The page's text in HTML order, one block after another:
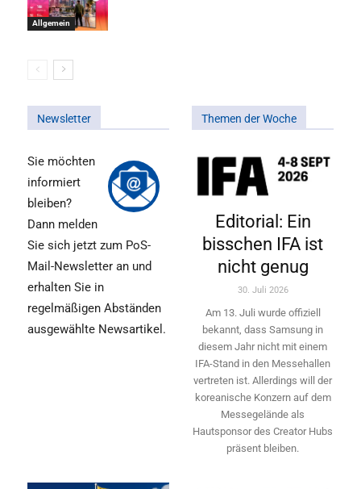
Allgemein
Newsletter
Sie möchten
informiert
bleiben?
Dann melden
Sie sich jetzt zum PoS-
Mail-Newsletter an und
erhalten Sie in
regelmäßigen Abständen
ausgewählte Newsartikel.
Themen der Woche
Editorial: Ein
bisschen IFA ist
nicht genug
30. Juli 2026
Am 13. Juli wurde offiziell
bekannt, dass Samsung in
diesem Jahr nicht mit einem
IFA-Stand in den Messehallen
vertreten ist. Allerdings will ­der
koreanische Konzern auf dem
Messegelände als
Hautsponsor des Creator Hubs
präsent bleiben.